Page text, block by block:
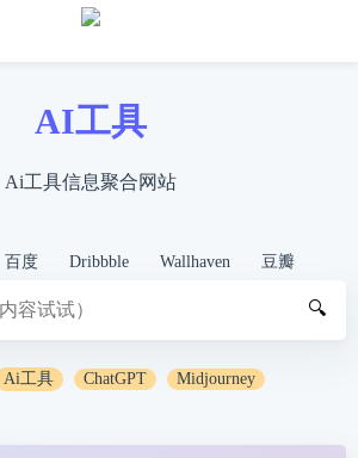
AI工具
Ai工具信息聚合网站
百度 Dribbble Wallhaven 豆瓣
🔍
Ai工具 ChatGPT Midjourney